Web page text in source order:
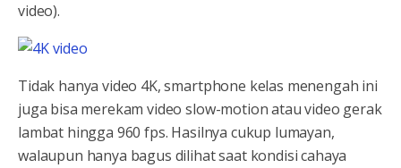
video).
Tidak hanya video 4K, smartphone kelas menengah ini
juga bisa merekam video slow-motion atau video gerak
lambat hingga 960 fps. Hasilnya cukup lumayan,
walaupun hanya bagus dilihat saat kondisi cahaya